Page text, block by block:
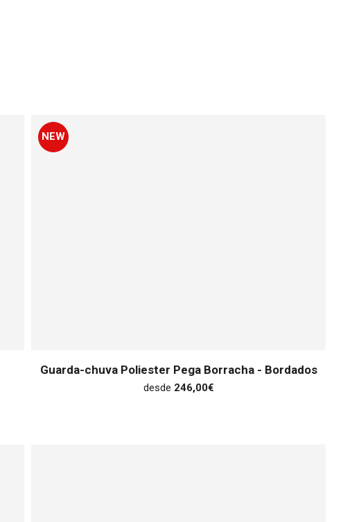
NEW
Guarda-chuva Poliester Pega Borracha - Bordados
desde 246,00€